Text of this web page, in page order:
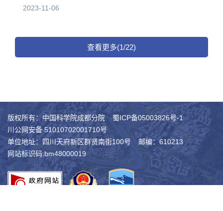
2023-11-06
查看更多(1/22)
版权所有：中国科学院成都分院
蜀ICP备05003826号-1
川公网安备 51010702001710号
单位地址：四川天府新区群贤南街100号
邮编：610213
网站标识码:bm48000019